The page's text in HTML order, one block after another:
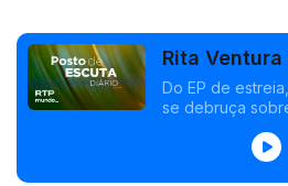
Rita
Do EP de
se debruça